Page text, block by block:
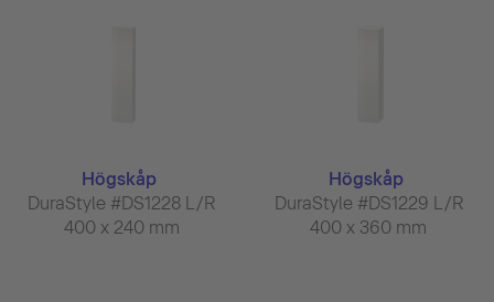
Högskåp
DuraStyle #DS1228 L/R
400 x 240 mm
Högskåp
DuraStyle #DS1229 L/R
400 x 360 mm